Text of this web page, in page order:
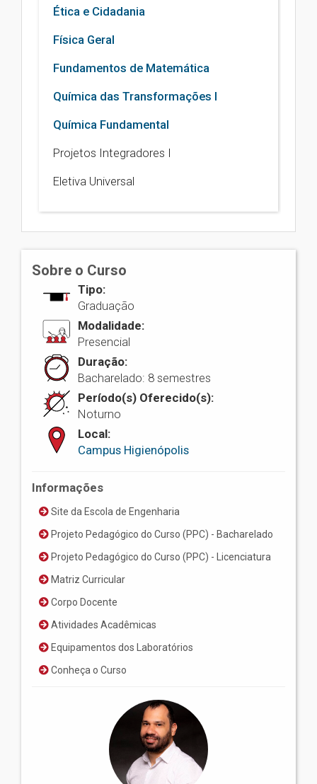
Ética e Cidadania
Física Geral
Fundamentos de Matemática
Química das Transformações I
Química Fundamental
Projetos Integradores I
Eletiva Universal
Sobre o Curso
Tipo:
Graduação
Modalidade:
Presencial
Duração:
Bacharelado: 8 semestres
Período(s) Oferecido(s):
Noturno
Local:
Campus Higienópolis
Informações
Site da Escola de Engenharia
Projeto Pedagógico do Curso (PPC) - Bacharelado
Projeto Pedagógico do Curso (PPC) - Licenciatura
Matriz Curricular
Corpo Docente
Atividades Acadêmicas
Equipamentos dos Laboratórios
Conheça o Curso